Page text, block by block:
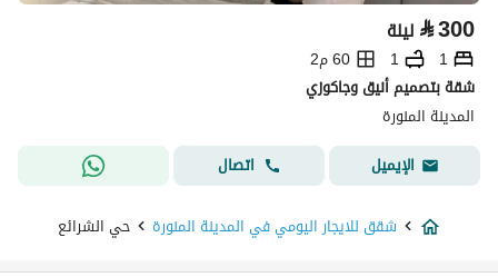
⃁300 ليلة
1
1
60 م2
شقة بتصميم أنيق وجاكوزي
المدينة المنورة
الإيميل
اتصال
شقق للايجار اليومي في المدينة المنورة حي الشرائع